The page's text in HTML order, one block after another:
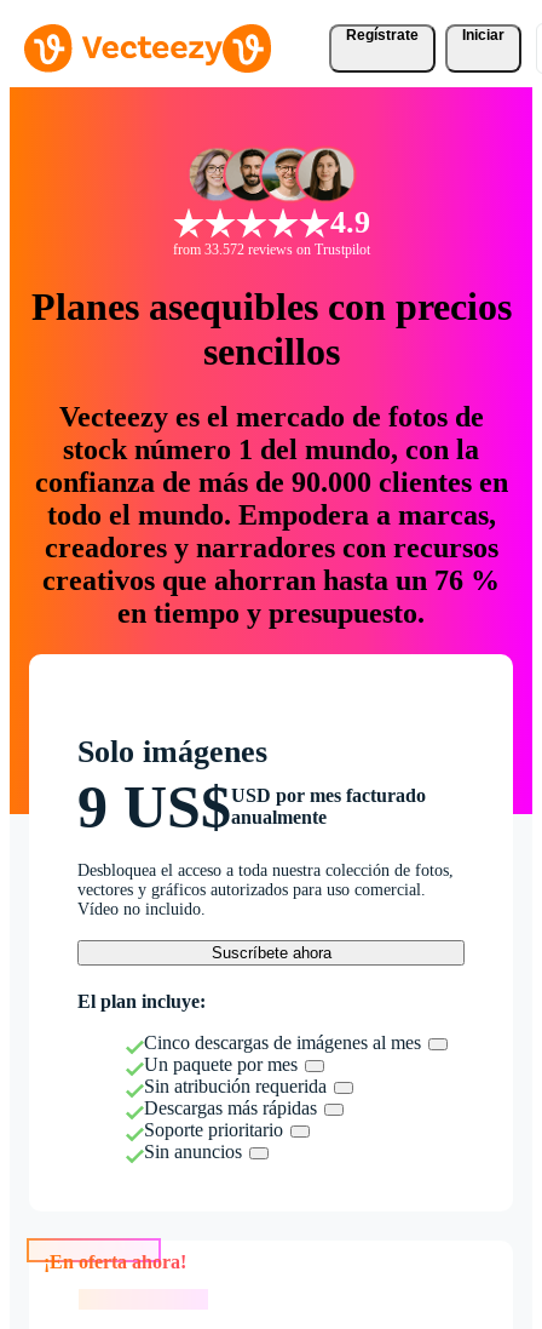
Regístrate Iniciar
4.9
from 33.572 reviews on Trustpilot
Planes asequibles con precios
sencillos
Vecteezy es el mercado de fotos de
stock número 1 del mundo, con la
confianza de más de 90.000 clientes en
todo el mundo. Empodera a marcas,
creadores y narradores con recursos
creativos que ahorran hasta un 76 %
en tiempo y presupuesto.
Solo imágenes
9 US$USD por mes facturado
anualmente
Desbloquea el acceso a toda nuestra colección de fotos,
vectores y gráficos autorizados para uso comercial.
Vídeo no incluido.
Suscríbete ahora
El plan incluye:
Cinco descargas de imágenes al mes
Un paquete por mes
Sin atribución requerida
Descargas más rápidas
Soporte prioritario
Sin anuncios